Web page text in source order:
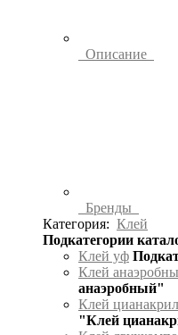
Описание
Бренды
Категория: Клей
Подкатегории
Клей уф
Клей
анаэробный"
Клей
"Клей